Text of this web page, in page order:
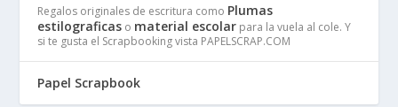
Regalos originales de escritura como Plumas
estilograficas o material escolar para la vuela al cole. Y
si te gusta el Scrapbooking vista PAPELSCRAP.COM
Papel Scrapbook